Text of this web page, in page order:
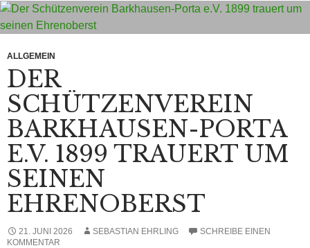
ALLGEMEIN
DER
SCHÜTZENVEREIN
BARKHAUSEN-PORTA
E.V. 1899 TRAUERT UM
SEINEN
EHRENOBERST
21. JUNI 2026 SEBASTIAN EHRLING
SCHREIBE EINEN
KOMMENTAR